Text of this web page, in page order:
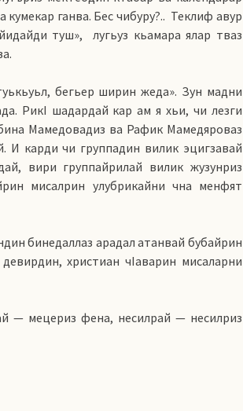
ганва. Бес чибуру?.. Теклиф авур
туш»,
лугьуз кьамара ялар тваз
бегьер ширин жеда». Зун мадни
РикI шадардай кар ам я хьи, чи лезги
Мамедовадиз ва Рафик Мамедяроваз
И карди чи группадин вилик эцигзавай
вири группайрилай вилик жузунриз
мисалрин улубрикайни чна менфят
бинедаллаз арадал атанвай бубайрин
христиан чIаварин мисаларни
— мецериз фена, несилрай — несилриз